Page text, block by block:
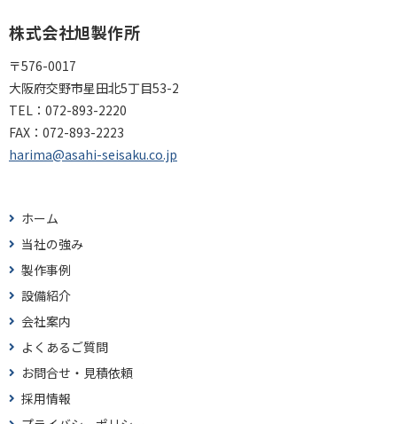
株式会社旭製作所
〒576-0017
大阪府交野市星田北5丁目53-2
TEL： 072-893-2220
FAX： 072-893-2223
harima@asahi-seisaku.co.jp
ホーム
当社の強み
製作事例
設備紹介
会社案内
よくあるご質問
お問合せ・見積依頼
採用情報